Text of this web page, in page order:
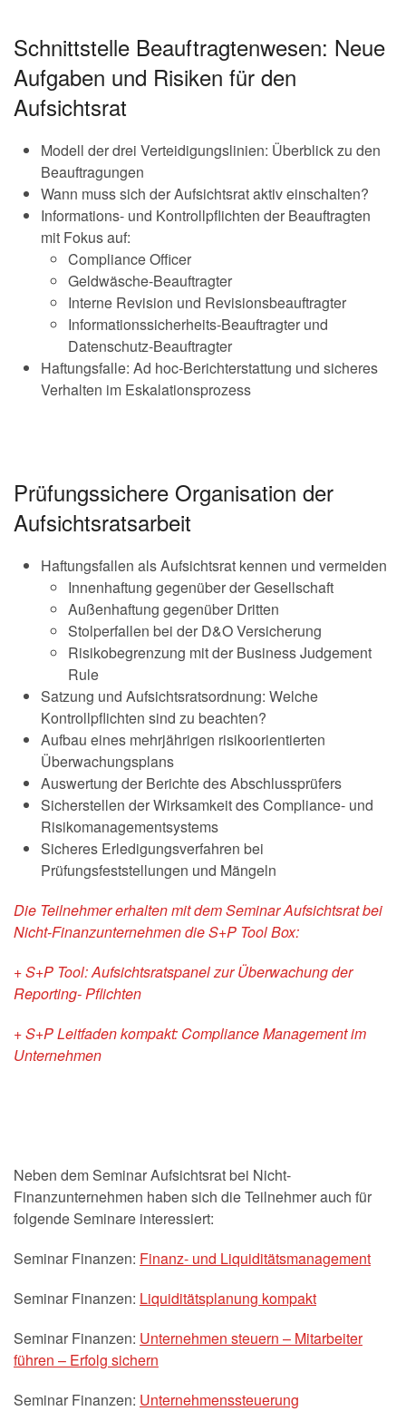
Schnittstelle Beauftragtenwesen: Neue
Aufgaben und Risiken für den
Aufsichtsrat
Modell der drei Verteidigungslinien: Überblick zu den
Beauftragungen
Wann muss sich der Aufsichtsrat aktiv einschalten?
Informations- und Kontrollpflichten der Beauftragten
mit Fokus auf:
Compliance Officer
Geldwäsche-Beauftragter
Interne Revision und Revisionsbeauftragter
Informationssicherheits-Beauftragter und
Datenschutz-Beauftragter
Haftungsfalle: Ad hoc-Berichterstattung und sicheres
Verhalten im Eskalationsprozess
Prüfungssichere Organisation der
Aufsichtsratsarbeit
Haftungsfallen als Aufsichtsrat kennen und vermeiden
Innenhaftung gegenüber der Gesellschaft
Außenhaftung gegenüber Dritten
Stolperfallen bei der D&O Versicherung
Risikobegrenzung mit der Business Judgement
Rule
Satzung und Aufsichtsratsordnung: Welche
Kontrollpflichten sind zu beachten?
Aufbau eines mehrjährigen risikoorientierten
Überwachungsplans
Auswertung der Berichte des Abschlussprüfers
Sicherstellen der Wirksamkeit des Compliance- und
Risikomanagementsystems
Sicheres Erledigungsverfahren bei
Prüfungsfeststellungen und Mängeln
Die Teilnehmer erhalten mit dem Seminar Aufsichtsrat bei
Nicht-Finanzunternehmen die S+P Tool Box:
+ S+P Tool: Aufsichtsratspanel zur Überwachung der
Reporting- Pflichten
+ S+P Leitfaden kompakt: Compliance Management im
Unternehmen
Neben dem Seminar Aufsichtsrat bei Nicht-
Finanzunternehmen haben sich die Teilnehmer auch für
folgende Seminare interessiert:
Seminar Finanzen: Finanz- und Liquiditätsmanagement
Seminar Finanzen: Liquiditätsplanung kompakt
Seminar Finanzen: Unternehmen steuern – Mitarbeiter
führen – Erfolg sichern
Seminar Finanzen: Unternehmenssteuerung